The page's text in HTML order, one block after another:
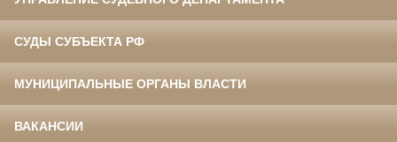
СУДЫ СУБЪЕКТА РФ
МУНИЦИПАЛЬНЫЕ ОРГАНЫ ВЛАСТИ
ВАКАНСИИ